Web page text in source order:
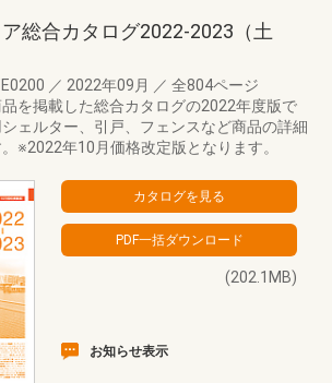
総合カタログ2022-2023（土
／ 2022年09月 ／ 全804ページ
を掲載した総合カタログの2022年度版で
ェルター、引戸、フェンスなど商品の詳細
※2022年10月価格改定版となります。
(202.1MB)
お知らせ表示